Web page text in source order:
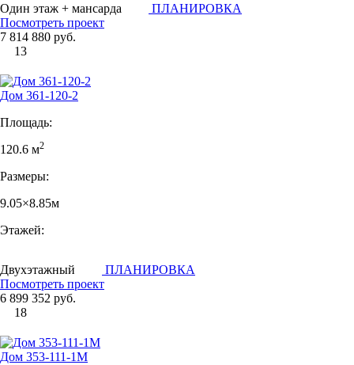
Один этаж + мансарда
ПЛАНИРОВКА
Посмотреть проект
7 814 880 руб.
13
Дом 361-120-2
Площадь:
120.6 м2
Размеры:
9.05×8.85м
Этажей:
Двухэтажный
ПЛАНИРОВКА
Посмотреть проект
6 899 352 руб.
18
Дом 353-111-1М